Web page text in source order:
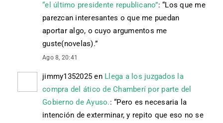
“el último presidente republicano”: “Los que me
parezcan interesantes o que me puedan
aportar algo, o cuyo argumentos me
guste(novelas).”
Ago 8, 20:41
jimmy1352025 en Llega a los juzgados la
compra del ático de Chamberí por parte del
Gobierno de Ayuso.: “Pero es necesaria la
intención de exterminar, y repito que eso no se